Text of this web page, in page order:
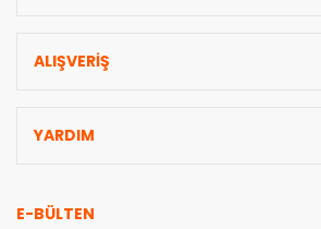
ALIŞVERİŞ
YARDIM
E-BÜLTEN